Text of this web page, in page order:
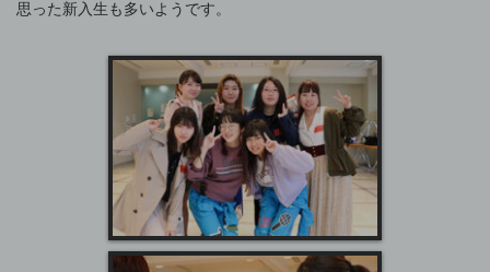
思った新入生も多いようです。